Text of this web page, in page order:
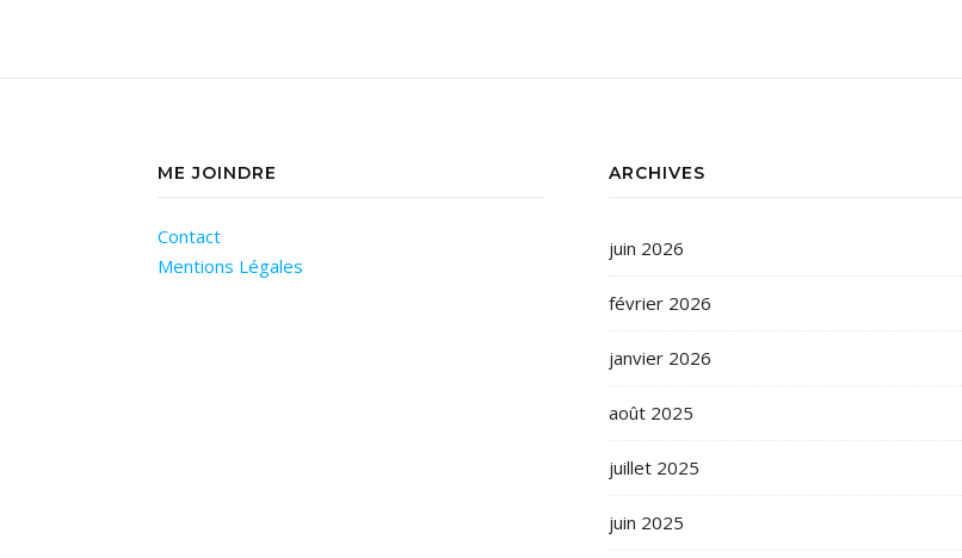
ME JOINDRE
Contact
Mentions Légales
ARCHIVES
juin 2026
février 2026
janvier 2026
août 2025
juillet 2025
juin 2025